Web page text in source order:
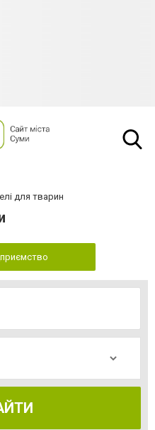
для тварин